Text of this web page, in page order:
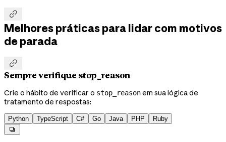

Melhores práticas para lidar com motivos
de parada

Sempre verifique stop_reason
Crie o hábito de verificar o stop_reasonem sua lógica de
tratamento de respostas:
Python TypeScript C# Go Java PHP Ruby
